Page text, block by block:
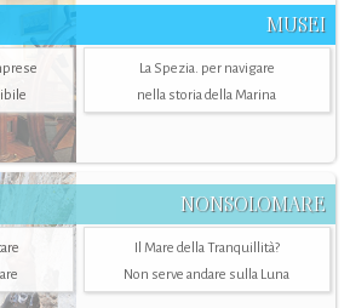
MUSEI
La Spezia. per navigare
nella storia della Marina
NONSOLOMARE
Il Mare della Tranquillità?
Non serve andare sulla Luna